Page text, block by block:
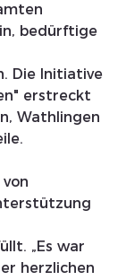
bedürftige
Die Initiative
erstreckt
Wathlingen
„Es war
herzlichen